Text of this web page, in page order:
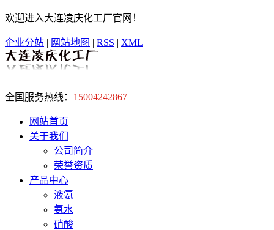
欢迎进入大连凌庆化工厂官网！
企业分站 | 网站地图 | RSS | XML
全国服务热线： 15004242867
网站首页
关于我们
公司简介
荣誉资质
产品中心
液氨
氨水
硝酸